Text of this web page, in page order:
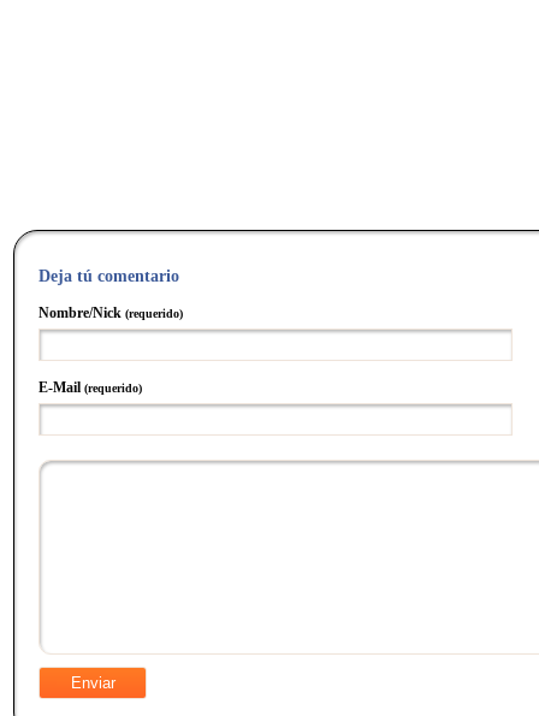
Deja tú comentario
Nombre/Nick (requerido)
E-Mail (requerido)